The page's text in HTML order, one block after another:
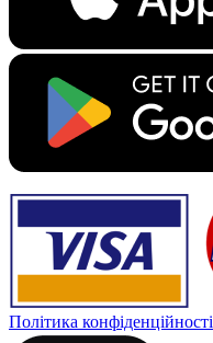
Політика конфіденційності